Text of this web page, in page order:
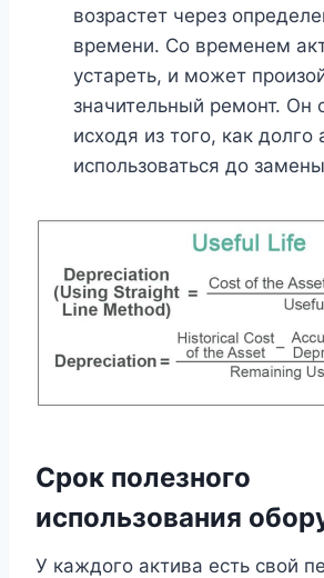
возрастет через
времени. Со временем
устареть, и может
значительный ремонт. Он
исходя из того, как
использоваться до
Срок полезного
использования
У каждого актива есть свой